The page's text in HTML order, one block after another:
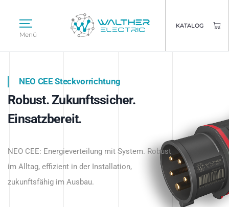
Menü
KATALOG
Intelligente Stromverteilung
beginnt hier.
NEO CEE Steckvorrichtung
Robust. Zukunftssicher.
Einsatzbereit.
NEO CEE: Energieverteilung mit System. Robust
im Alltag, effizient in der Installation,
zukunftsfähig im Ausbau.
Intelligenz trifft Energie.
Anwendungen – robust, IP-geschützt und
zukunftsfähig.